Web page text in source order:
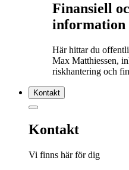
Finansiell
information
Här hittar du
Max Matthiessen,
riskhantering och
Kontakt
Kontakt
Vi finns här för dig